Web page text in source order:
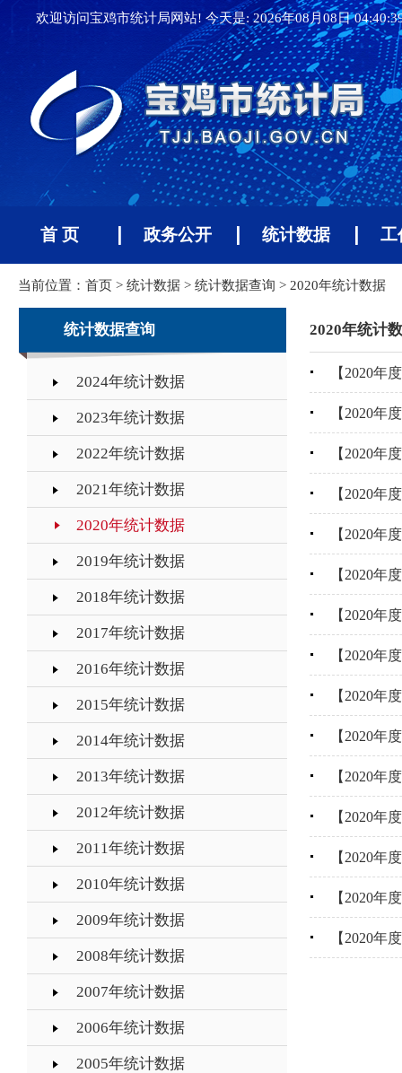
欢迎访问宝鸡市统计局网站! 今天是:2026年08月08日
首 页 政务公开 统计数据 工
当前位置： 首页 > 统计数据 > 统计数据查询 > 2020年统计数据
统计数据查询
2024年统计数据
2023年统计数据
2022年统计数据
2021年统计数据
2020年统计数据
2019年统计数据
2018年统计数据
2017年统计数据
2016年统计数据
2015年统计数据
2014年统计数据
2013年统计数据
2012年统计数据
2011年统计数据
2010年统计数据
2009年统计数据
2008年统计数据
2007年统计数据
2006年统计数据
2005年统计数据
2020年统计
【2020年
【2020年
【2020年
【2020年
【2020年
【2020年
【2020年
【2020年
【2020年
【2020年
【2020年
【2020年
【2020年
【2020年
【2020年